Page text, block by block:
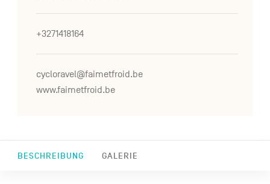
BESCHREIBUNG GALERIE
+3271418164
cycloravel@faimetfroid.be
www.faimetfroid.be